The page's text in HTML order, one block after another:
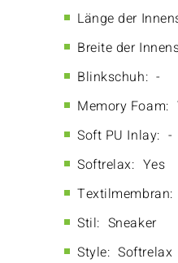
Länge der
Breite der
Blinkschuh: -
Memory Foam:
Soft PU Inlay: -
Softrelax: Yes
Textilmembran:
Stil: Sneaker
Style: Softrelax